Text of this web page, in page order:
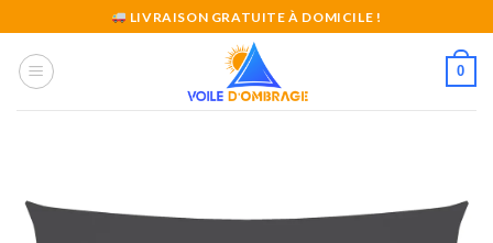
to
content
LIVRAISON GRATUITE À DOMICILE !
0